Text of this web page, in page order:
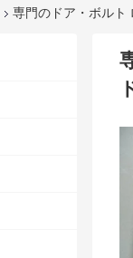
専門のドア・ボルト